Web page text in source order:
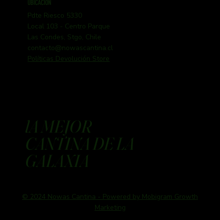
UBICACIÓN
Pdte Riesco 5330
Local 103 - Centro Parque
Las Condes, Stgo, Chile
contacto@nowascantina.cl
Políticas Devolución Store
lA MEJOR
CANTINA DE LA
GALAXIA
© 2024 Nowas Cantina - Powered by Mobigram Growth
Marketing